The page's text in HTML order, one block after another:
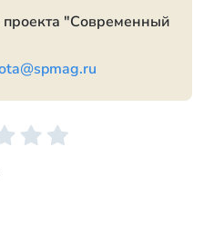
проекта "Современный